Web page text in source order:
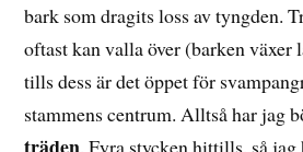
bark som dragits loss av tyngden.
oftast kan valla över (barken växer
tills dess är det öppet för
stammens centrum. Alltså har jag
träden. Fyra stycken hittills, så